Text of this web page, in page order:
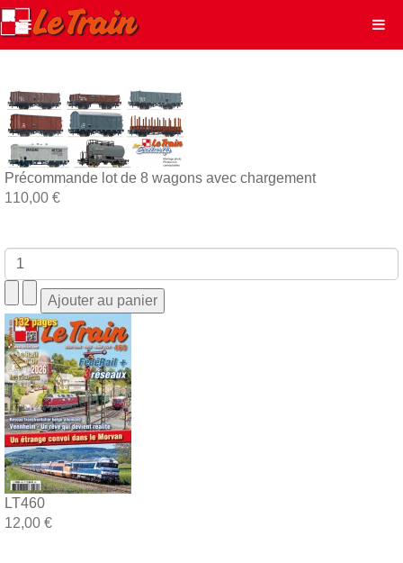
Précommande lot de 8 wagons avec chargement
110,00 €
LT460
12,00 €